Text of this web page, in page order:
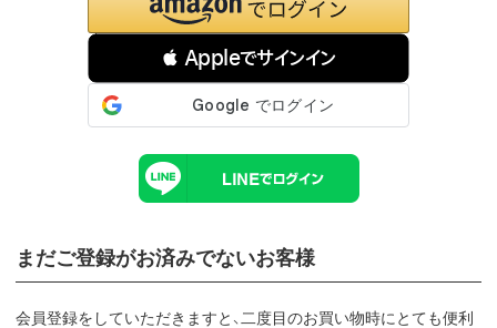
 Appleでサインイン
まだご登録がお済みでないお客様
会員登録をしていただきますと、二度目のお買い物時にとても便利